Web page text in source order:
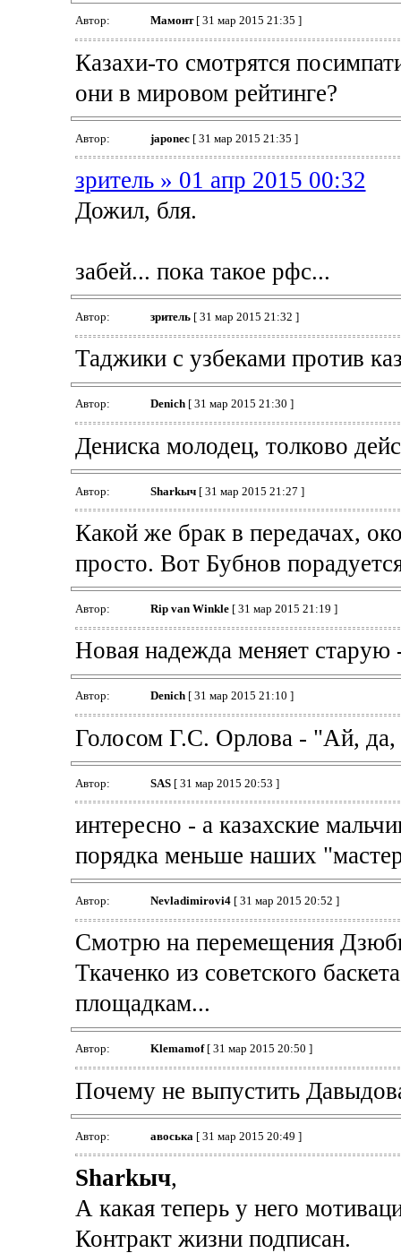
Автор: Мамонт[ 31 мар 2015 21:35 ]
Казахи-то смотрятся
они в мировом рейтинге?
Автор: japonec[ 31 мар 2015 21:35 ]
зpитель » 01 апр 2015 00:32
Дожил, бля.
забей... пока такое рфс...
Автор: зpитель[ 31 мар 2015 21:32 ]
Таджики с узбеками против
Автор: Denich[ 31 мар 2015 21:30 ]
Дениска молодец, толково
Автор: Sharkыч[ 31 мар 2015 21:27 ]
Какой же брак в передачах,
просто. Вот Бубнов
Автор: Rip van Winkle[ 31 мар 2015 21:19 ]
Новая надежда меняет
Автор: Denich[ 31 мар 2015 21:10 ]
Голосом Г.С. Орлова - "Ай,
Автор: SAS[ 31 мар 2015 20:53 ]
интересно - а казахские
порядка меньше наших
Автор: Nevladimirovi4[ 31 мар 2015 20:52 ]
Смотрю на перемещения
Ткаченко из советского
площадкам...
Автор: Klemamof[ 31 мар 2015 20:50 ]
Почему не выпустить
Автор: авоська [ 31 мар 2015 20:49 ]
Sharkыч,
А какая теперь у него
Контракт жизни подписан.